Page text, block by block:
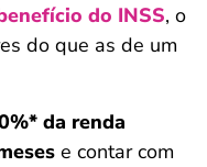
do INSS, o
do que as de um
da renda
e contar com